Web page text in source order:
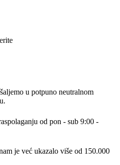
u potpuno neutralnom
od pon - sub 9:00 -
je već ukazalo više od 150.000